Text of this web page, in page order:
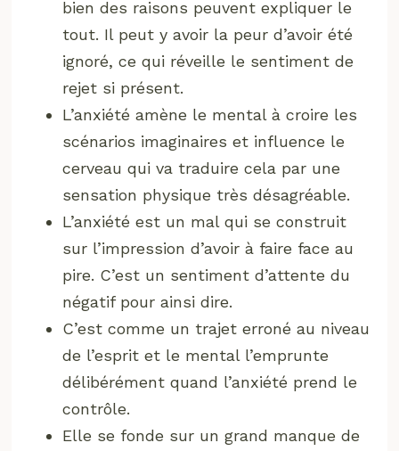
bien des raisons peuvent expliquer le
tout. Il peut y avoir la peur d’avoir été
ignoré, ce qui réveille le sentiment de
rejet si présent.
L’anxiété amène le mental à croire les
scénarios imaginaires et influence le
cerveau qui va traduire cela par une
sensation physique très désagréable.
L’anxiété est un mal qui se construit
sur l’impression d’avoir à faire face au
pire. C’est un sentiment d’attente du
négatif pour ainsi dire.
C’est comme un trajet erroné au niveau
de l’esprit et le mental l’emprunte
délibérément quand l’anxiété prend le
contrôle.
Elle se fonde sur un grand manque de